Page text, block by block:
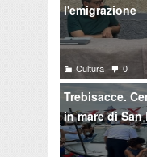
l'emigrazione
Cultura 0
Trebisacce.
in mare di